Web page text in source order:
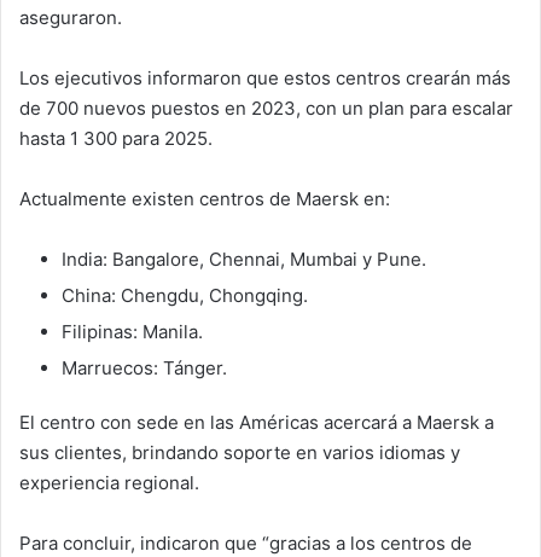
aseguraron.
Los ejecutivos informaron que estos centros crearán más
de 700 nuevos puestos en 2023, con un plan para escalar
hasta 1 300 para 2025.
Actualmente existen centros de Maersk en:
India: Bangalore, Chennai, Mumbai y Pune.
China: Chengdu, Chongqing.
Filipinas: Manila.
Marruecos: Tánger.
El centro con sede en las Américas acercará a Maersk a
sus clientes, brindando soporte en varios idiomas y
experiencia regional.
Para concluir, indicaron que “gracias a los centros de